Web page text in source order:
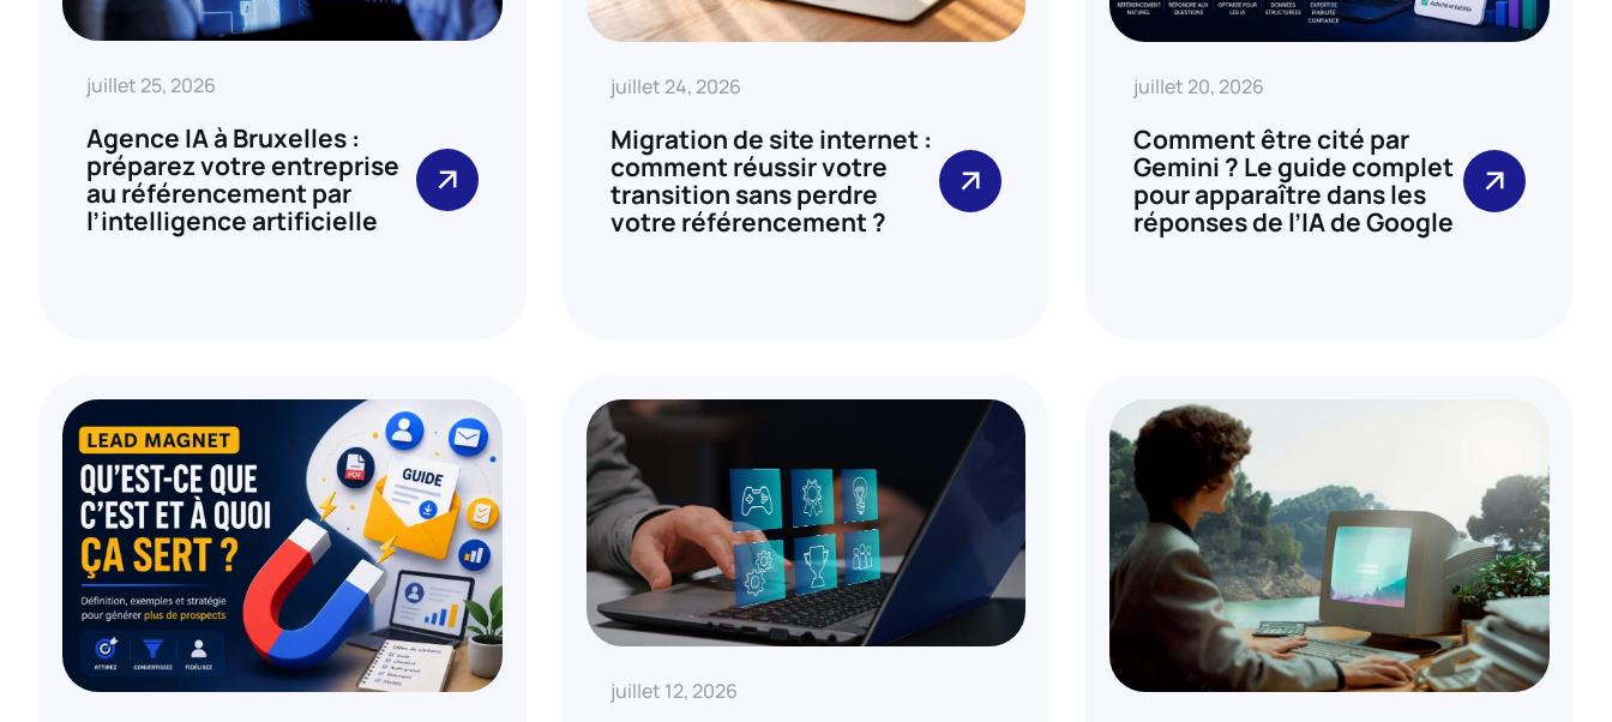
juillet 25, 2026
Agence IA à Bruxelles :
préparez votre entreprise
au référencement par
l’intelligence artificielle
juillet 24, 2026
Migration de site internet :
comment réussir votre
transition sans perdre
votre référencement ?
juillet 20, 2026
Comment être cité par
Gemini ? Le guide complet
pour apparaître dans les
réponses de l’IA de Google
juillet 12, 2026